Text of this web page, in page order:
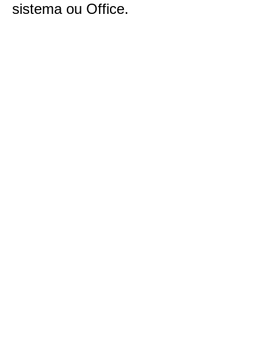
sistema ou Office.